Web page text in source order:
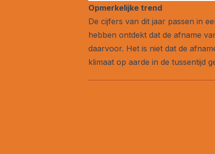
Opmerkelijke trend
De cijfers van dit jaar passen in
hebben ontdekt dat de afname
daarvoor. Het is niet dat de
klimaat op aarde in de tussentijd